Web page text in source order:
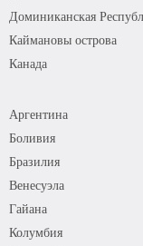
Доминиканская
Каймановы острова
Канада
Аргентина
Боливия
Бразилия
Венесуэла
Гайана
Колумбия